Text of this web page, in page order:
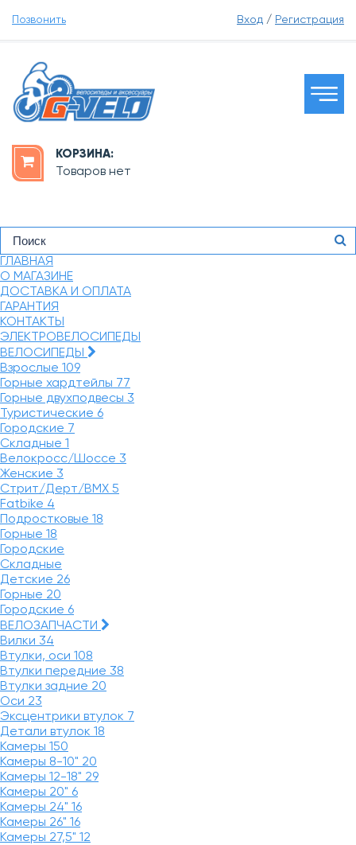
Позвонить Вход / Регистрация
КОРЗИНА:
Товаров нет
ГЛАВНАЯ
О МАГАЗИНЕ
ДОСТАВКА И ОПЛАТА
ГАРАНТИЯ
КОНТАКТЫ
ЭЛЕКТРОВЕЛОСИПЕДЫ
ВЕЛОСИПЕДЫ
Взрослые 109
Горные хардтейлы 77
Горные двухподвесы 3
Туристические 6
Городские 7
Складные 1
Велокросс/Шоссе 3
Женские 3
Стрит/Дерт/BMX 5
Fatbike 4
Подростковые 18
Горные 18
Городские
Складные
Детские 26
Горные 20
Городские 6
ВЕЛОЗАПЧАСТИ
Вилки 34
Втулки, оси 108
Втулки передние 38
Втулки задние 20
Оси 23
Эксцентрики втулок 7
Детали втулок 18
Камеры 150
Камеры 8-10" 20
Камеры 12-18" 29
Камеры 20" 6
Камеры 24" 16
Камеры 26" 16
Камеры 27,5" 12